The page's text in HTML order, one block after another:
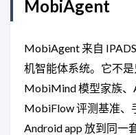
MobiAgent
MobiAgent 来自
机智能体系统。它不
MobiMind 模型家族、
MobiFlow 评测基准、
Android app 放到同一